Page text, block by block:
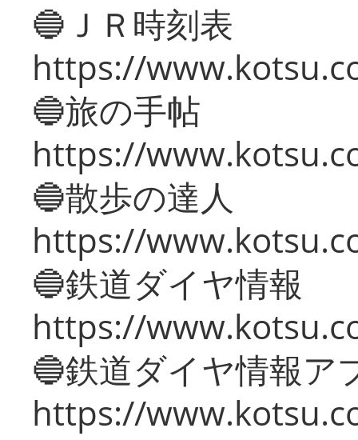
🔵ＪＲ時刻表
https://
🔵旅の手帖
https://
🔵散歩の達人
https://
🔵鉄道ダイヤ情報
https://
🔵鉄道ダイヤ情報ア
https://